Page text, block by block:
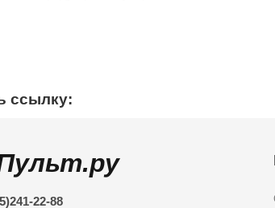
ссылку:
22-88